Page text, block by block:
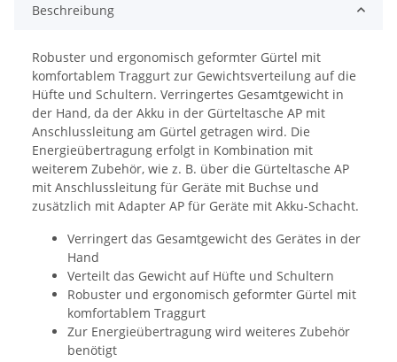
Beschreibung
Robuster und ergonomisch geformter Gürtel mit
komfortablem Traggurt zur Gewichtsverteilung auf die
Hüfte und Schultern. Verringertes Gesamtgewicht in
der Hand, da der Akku in der Gürteltasche AP mit
Anschlussleitung am Gürtel getragen wird. Die
Energieübertragung erfolgt in Kombination mit
weiterem Zubehör, wie z. B. über die Gürteltasche AP
mit Anschlussleitung für Geräte mit Buchse und
zusätzlich mit Adapter AP für Geräte mit Akku-Schacht.
Verringert das Gesamtgewicht des Gerätes in der
Hand
Verteilt das Gewicht auf Hüfte und Schultern
Robuster und ergonomisch geformter Gürtel mit
komfortablem Traggurt
Zur Energieübertragung wird weiteres Zubehör
benötigt